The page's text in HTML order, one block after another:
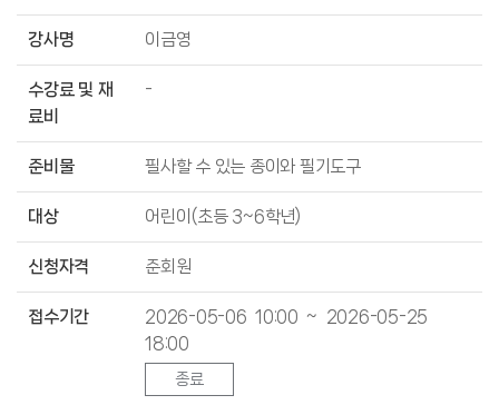
강사명 이금영
수강료 및 재
료비
-
준비물 필사할 수 있는 종이와 필기도구
대상 어린이(초등 3~6학년)
신청자격 준회원
접수기간
2026-05-06 10:00 ~ 2026-05-25
18:00
종료